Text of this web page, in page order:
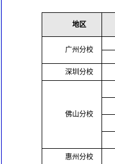
地区
广州分校
深圳分校
佛山分校
惠州分校